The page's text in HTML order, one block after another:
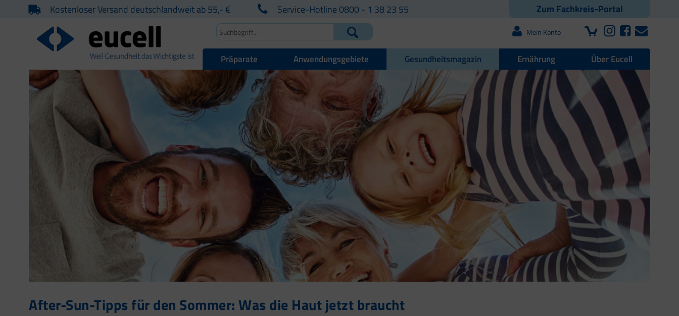
Zum Fachkreis-Portal
Kostenloser Versand deutschlandweit ab 55,- € Service-Hotline 0800 - 1 38 23 55
Mein Konto
Präparate Anwendungsgebiete Gesundheitsmagazin Ernährung Über Eucell
After-Sun-Tipps für den Sommer: Was die Haut jetzt braucht